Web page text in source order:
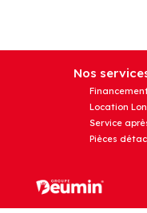
Nos
Location
Service
Pièces